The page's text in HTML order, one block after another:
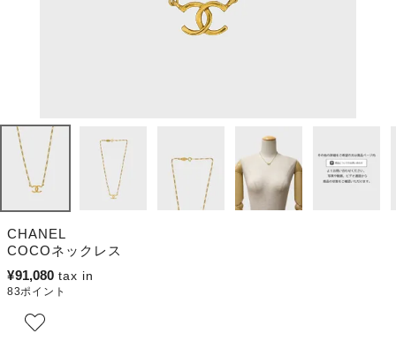
CHANEL
COCOネックレス
¥91,080
83ポイント